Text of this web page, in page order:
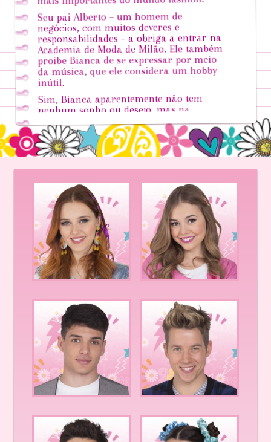
Seu pai Alberto – um homem de
negócios, com muitos deveres e
responsabilidades – a obriga a entrar na
Academia de Moda de Milão. Ele também
proibe Bianca de se expressar por meio
da música, que ele considera um hobby
inútil.
Sim, Bianca aparentemente não tem
nenhum sonho ou desejo, mas na
verdade é completamente diferente! Sua
voz é maravilhosa e ela canta
magnificamente, ainda que ela continue
negando a sua habilidade, especialmente
formando juntas uma banda: os
MoodBoards!